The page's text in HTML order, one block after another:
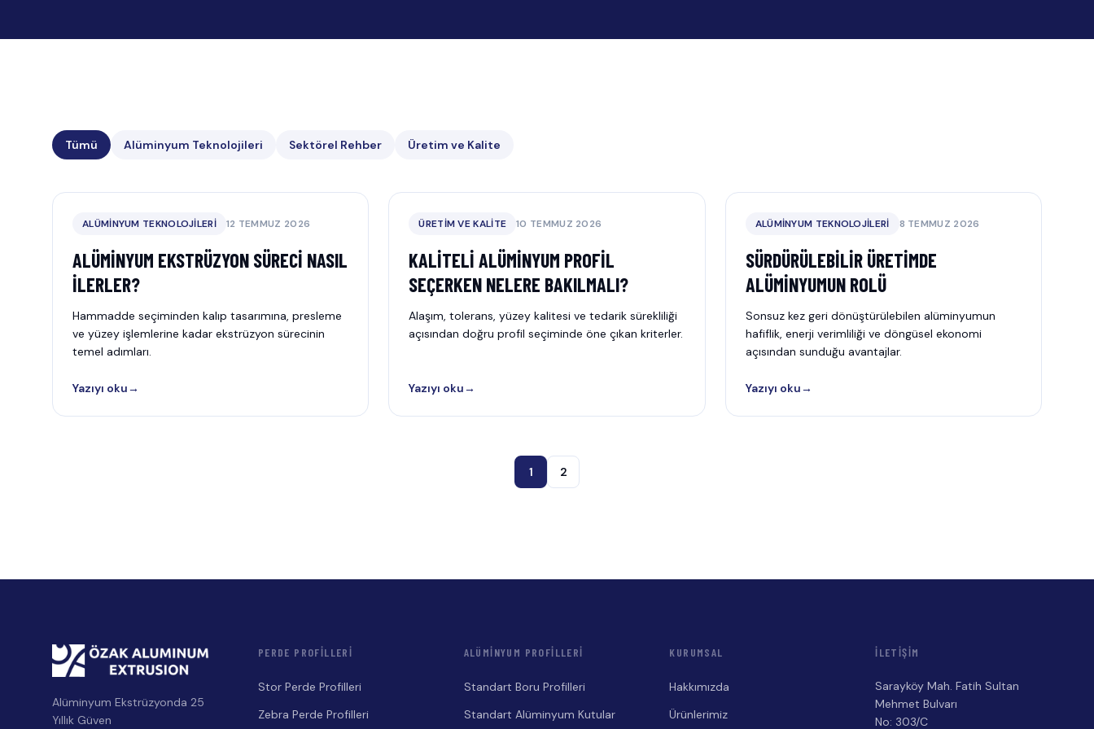
Tümü Alüminyum Teknolojileri Sektörel Rehber Üretim ve Kalite
ALÜMINYUM TEKNOLOJILERI 12 TEMMUZ 2026
ALÜMINYUM EKSTRÜZYON SÜRECI NASIL
İLERLER?
Hammadde seçiminden kalıp tasarımına, presleme
ve yüzey işlemlerine kadar ekstrüzyon sürecinin
temel adımları.
Yazıyı oku→
ÜRETIM VE KALITE 10 TEMMUZ 2026
KALITELI ALÜMINYUM PROFIL
SEÇERKEN NELERE BAKILMALI?
Alaşım, tolerans, yüzey kalitesi ve tedarik sürekliliği
açısından doğru profil seçiminde öne çıkan kriterler.
Yazıyı oku→
ALÜMINYUM TEKNOLOJILERI 8 TEMMUZ 2026
SÜRDÜRÜLEBILIR ÜRETIMDE
ALÜMINYUMUN ROLÜ
Sonsuz kez geri dönüştürülebilen alüminyumun
hafiflik, enerji verimliliği ve döngüsel ekonomi
açısından sunduğu avantajlar.
Yazıyı oku→
1 2
Alüminyum Ekstrüzyonda 25
Yıllık Güven
PERDE PROFILLERI
Stor Perde Profilleri
Zebra Perde Profilleri
ALÜMINYUM PROFILLERI
Standart Boru Profilleri
Standart Alüminyum Kutular
KURUMSAL
Hakkımızda
Ürünlerimiz
İLETIŞIM
Sarayköy Mah. Fatih Sultan
Mehmet Bulvarı
No: 303/C